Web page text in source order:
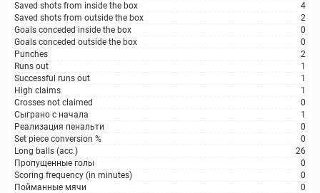
Saved shots from inside the box
4
Saved shots from outside the box
2
Goals conceded inside the box
0
Goals conceded outside the box
0
Punches
2
Runs out
1
Successful runs out
1
High claims
1
Crosses not claimed
0
Сыграно с начала
1
Реализация пенальти
0
Set piece conversion %
0
Long balls (acc.)
26
Пропущенные голы
0
Scoring frequency (in minutes)
0
Пойманные мячи
0